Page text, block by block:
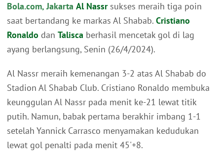
Bola.com, Jakarta Al Nassrsukses meraih tiga poin
saat bertandang ke markas Al Shabab. Cristiano
Ronaldo dan Talisca berhasil mencetak gol di lag
ayang berlangsung, Senin (26/4/2024).
Al Nassr meraih kemenangan 3-2 atas Al Shabab do
Stadion Al Shabab Club. Cristiano Ronaldo membuka
keunggulan Al Nassr pada menit ke-21 lewat titik
putih. Namun, babak pertama berakhir imbang 1-1
setelah Yannick Carrasco menyamakan kedudukan
lewat gol penalti pada menit 45'+8.